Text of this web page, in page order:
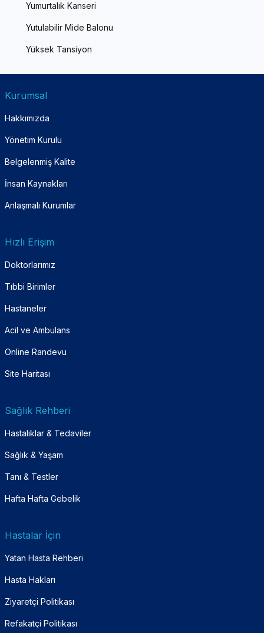
Yumurtalık Kanseri
Yutulabilir Mide Balonu
Yüksek Tansiyon
Kurumsal
Hakkımızda
Yönetim Kurulu
Belgelenmiş Kalite
İnsan Kaynakları
Anlaşmalı Kurumlar
Hızlı Erişim
Doktorlarımız
Tıbbi Birimler
Hastaneler
Acil ve Ambulans
Online Randevu
Site Haritası
Sağlık Rehberi
Hastalıklar & Tedaviler
Sağlık & Yaşam
Tanı & Testler
Hafta Hafta Gebelik
Hastalar İçin
Yatan Hasta Rehberi
Hasta Hakları
Ziyaretçi Politikası
Refakatçi Politikası